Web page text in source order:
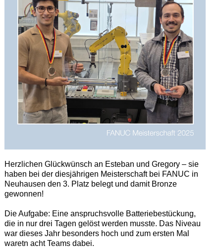
Herzlichen Glückwünsch an Esteban und Gregory – sie
haben bei der diesjährigen Meisterschaft bei FANUC in
Neuhausen den 3. Platz belegt und damit Bronze
gewonnen!
Die Aufgabe: Eine anspruchsvolle Batteriebestückung,
die in nur drei Tagen gelöst werden musste. Das Niveau
war dieses Jahr besonders hoch und zum ersten Mal
waretn acht Teams dabei.